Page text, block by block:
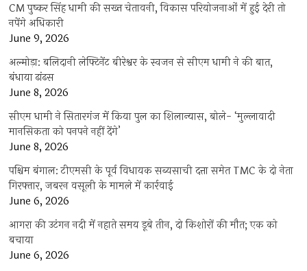
CM पुष्कर सिंह धामी की सख्त चेतावनी, विकास परियोजनाओं में हुई देरी तो
नपेंगे अधिकारी
June 9, 2026
अल्मोड़ा: बलिदानी लेफ्टिनेंट बीरेश्वर के स्वजन से सीएम धामी ने की बात,
बंधाया ढांढस
June 8, 2026
सीएम धामी ने सितारगंज में किया पुल का शिलान्यास, बोले- ‘मुल्लावादी
मानसिकता को पनपने नहीं देंगे’
June 8, 2026
पश्चिम बंगाल: टीएमसी के पूर्व विधायक सब्यसाची दत्ता समेत TMC के दो नेता
गिरफ्तार, जबरन वसूली के मामले में कार्रवाई
June 6, 2026
आगरा की उटंगन नदी में नहाते समय डूबे तीन, दो किशोरों की मौत; एक को
बचाया
June 6, 2026